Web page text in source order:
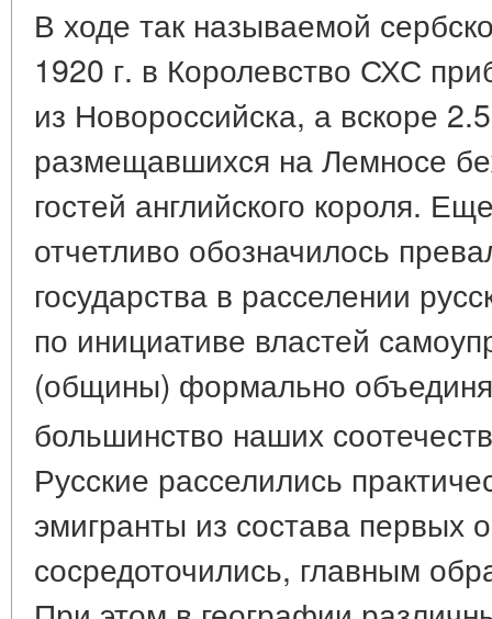
В ходе так называемой
1920 г. в Королевство СХС
из Новороссийска, а вскоре
размещавшихся на Лемносе
гостей английского короля.
отчетливо обозначилось
государства в расселении
по инициативе властей
(общины) формально
большинство наших
Русские расселились
эмигранты из состава первых
сосредоточились, главным